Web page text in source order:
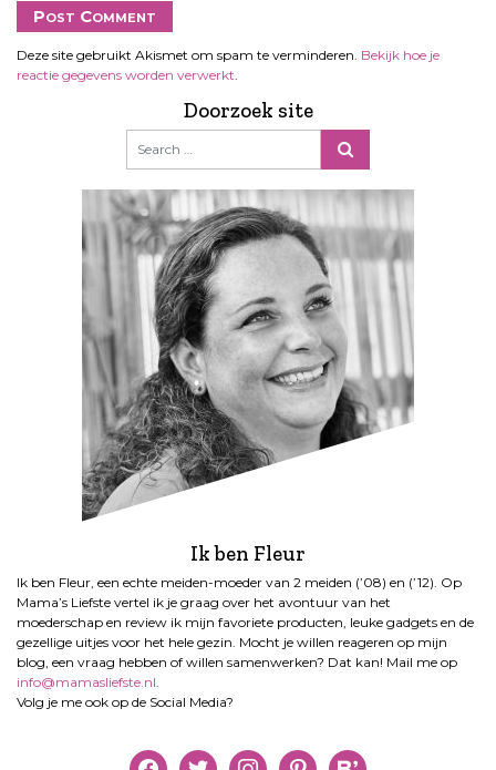
Deze site gebruikt Akismet om spam te verminderen. Bekijk hoe je
reactie gegevens worden verwerkt
Doorzoek site
Ik ben Fleur
Ik ben Fleur, een echte meiden-moeder van 2 meiden (’08) en (’12). Op
Mama’s Liefste vertel ik je graag over het avontuur van het
moederschap en review ik mijn favoriete producten, leuke gadgets en de
gezellige uitjes voor het hele gezin. Mocht je willen reageren op mijn
blog, een vraag hebben of willen samenwerken? Dat kan! Mail me op
info@mamasliefste.nl
Volg je me ook op de Social Media?
facebooktwitter instagrampinterestbloglovin